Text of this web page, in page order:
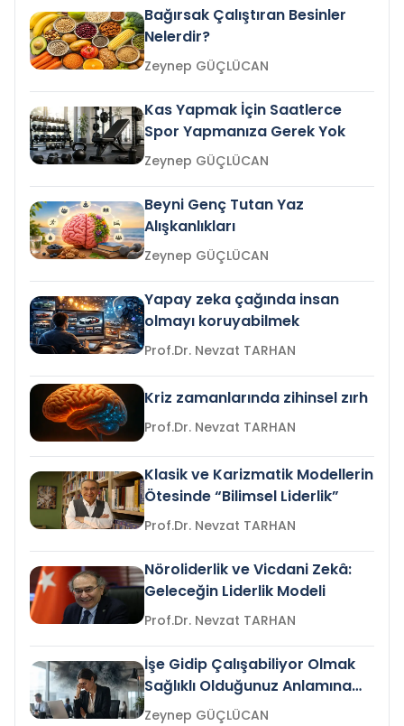
Bağırsak Çalıştıran Besinler
Nelerdir?
Zeynep GÜÇLÜCAN
Kas Yapmak İçin Saatlerce
Spor Yapmanıza Gerek Yok
Zeynep GÜÇLÜCAN
Beyni Genç Tutan Yaz
Alışkanlıkları
Zeynep GÜÇLÜCAN
Yapay zeka çağında insan
olmayı koruyabilmek
Prof.Dr. Nevzat TARHAN
Kriz zamanlarında zihinsel zırh
Prof.Dr. Nevzat TARHAN
Klasik ve Karizmatik Modellerin
Ötesinde “Bilimsel Liderlik”
Prof.Dr. Nevzat TARHAN
Nöroliderlik ve Vicdani Zekâ:
Geleceğin Liderlik Modeli
Prof.Dr. Nevzat TARHAN
İşe Gidip Çalışabiliyor Olmak
Sağlıklı Olduğunuz Anlamına
Gelir mi?Zeynep GÜÇLÜCAN